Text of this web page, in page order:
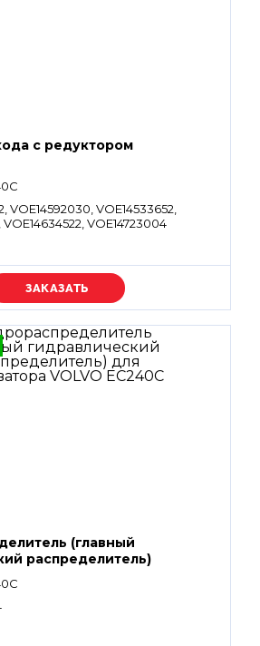
с редуктором
VOE14592030, VOE14533652,
VOE14634522, VOE14723004
Уточняйте цену
(главный
распределитель)